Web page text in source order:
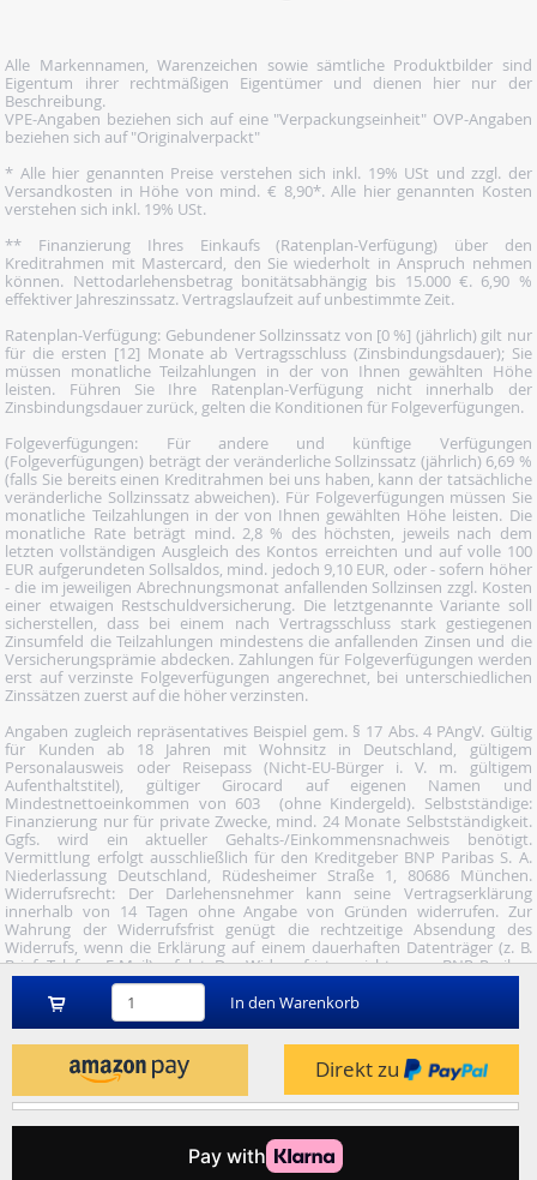
In den Warenkorb
Direkt zu
Alle Markennamen, Warenzeichen sowie sämtliche Produktbilder sind
Eigentum ihrer rechtmäßigen Eigentümer und dienen hier nur der
Beschreibung.
VPE-Angaben beziehen sich auf eine "Verpackungseinheit" OVP-Angaben
beziehen sich auf "Originalverpackt"
* Alle hier genannten Preise verstehen sich inkl. 19% USt und zzgl. der
Versandkosten in Höhe von mind. € 8,90*. Alle hier genannten Kosten
verstehen sich inkl. 19% USt.
** Finanzierung Ihres Einkaufs (Ratenplan-Verfügung) über den
Kreditrahmen mit Mastercard, den Sie wiederholt in Anspruch nehmen
können. Nettodarlehensbetrag bonitätsabhängig bis 15.000 €. 6,90 %
effektiver Jahreszinssatz. Vertragslaufzeit auf unbestimmte Zeit.
Ratenplan-Verfügung: Gebundener Sollzinssatz von [0 %] (jährlich) gilt nur
für die ersten [12] Monate ab Vertragsschluss (Zinsbindungsdauer); Sie
müssen monatliche Teilzahlungen in der von Ihnen gewählten Höhe
leisten. Führen Sie Ihre Ratenplan-Verfügung nicht innerhalb der
Zinsbindungsdauer zurück, gelten die Konditionen für Folgeverfügungen.
Folgeverfügungen: Für andere und künftige Verfügungen
(Folgeverfügungen) beträgt der veränderliche Sollzinssatz (jährlich) 6,69 %
(falls Sie bereits einen Kreditrahmen bei uns haben, kann der tatsächliche
veränderliche Sollzinssatz abweichen). Für Folgeverfügungen müssen Sie
monatliche Teilzahlungen in der von Ihnen gewählten Höhe leisten. Die
monatliche Rate beträgt mind. 2,8 % des höchsten, jeweils nach dem
letzten vollständigen Ausgleich des Kontos erreichten und auf volle 100
EUR aufgerundeten Sollsaldos, mind. jedoch 9,10 EUR, oder - sofern höher
- die im jeweiligen Abrechnungsmonat anfallenden Sollzinsen zzgl. Kosten
einer etwaigen Restschuldversicherung. Die letztgenannte Variante soll
sicherstellen, dass bei einem nach Vertragsschluss stark gestiegenen
Zinsumfeld die Teilzahlungen mindestens die anfallenden Zinsen und die
Versicherungsprämie abdecken. Zahlungen für Folgeverfügungen werden
erst auf verzinste Folgeverfügungen angerechnet, bei unterschiedlichen
Zinssätzen zuerst auf die höher verzinsten.
Angaben zugleich repräsentatives Beispiel gem. § 17 Abs. 4 PAngV. Gültig
für Kunden ab 18 Jahren mit Wohnsitz in Deutschland, gültigem
Personalausweis oder Reisepass (Nicht-EU-Bürger i. V. m. gültigem
Aufenthaltstitel), gültiger Girocard auf eigenen Namen und
Mindestnettoeinkommen von 603  (ohne Kindergeld). Selbstständige:
Finanzierung nur für private Zwecke, mind. 24 Monate Selbstständigkeit.
Ggfs. wird ein aktueller Gehalts-/Einkommensnachweis benötigt.
Vermittlung erfolgt ausschließlich für den Kreditgeber BNP Paribas S. A.
Niederlassung Deutschland, Rüdesheimer Straße 1, 80686 München.
Widerrufsrecht: Der Darlehensnehmer kann seine Vertragserklärung
innerhalb von 14 Tagen ohne Angabe von Gründen widerrufen. Zur
Wahrung der Widerrufsfrist genügt die rechtzeitige Absendung des
Widerrufs, wenn die Erklärung auf einem dauerhaften Datenträger (z. B.
Brief, Telefax, E-Mail) erfolgt. Der Widerruf ist zu richten an: BNP Paribas
S.A. Niederlassung Deutschland, Wuhanstraße 5, 47051 Duisburg (Fax: 02
03/34 69 54-09; Tel.: 02 03/34 69 54-02; E- Mail:
widerruf@consorsfinanz.de).
Nutze unser Midnight-Shopping und bestelle versandkostenfrei.
Genauere Infos findest du
© 2026 by heise mindfactory gmbh